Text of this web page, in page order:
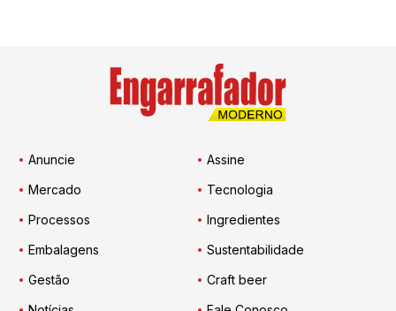
Anuncie
Assine
Mercado
Tecnologia
Processos
Ingredientes
Embalagens
Sustentabilidade
Gestão
Craft beer